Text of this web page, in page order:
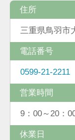
住所
三重県鳥羽市
電話番号
0599-21-2211
営業時間
9：00～20：
休業日